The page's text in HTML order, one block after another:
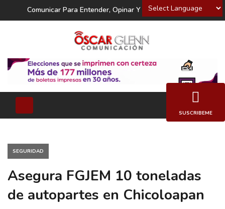
Powered by
Comunicar Para Entender, Opinar Y Decidir
SEGURIDAD
Asegura FGJEM 10 toneladas
de autopartes en Chicoloapan
SUSCRIBEME